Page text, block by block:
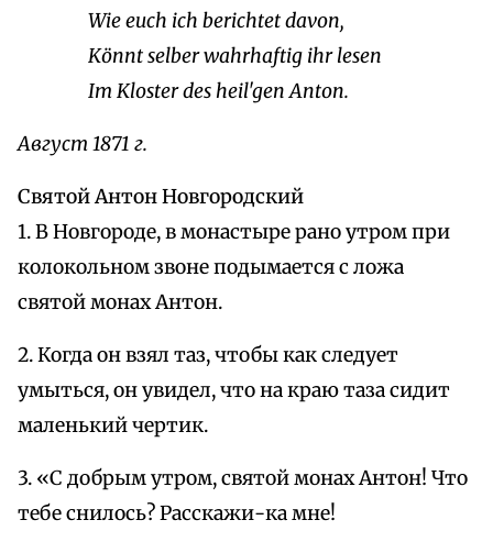
Wie euch ich berichtet davon,
Könnt selber wahrhaftig ihr lesen
Im Kloster des heil'gen Anton.
Август 1871 г.
Святой Антон Новгородский
1. В Новгороде, в монастыре рано утром при
колокольном звоне подымается с ложа
святой монах Антон.
2. Когда он взял таз, чтобы как следует
умыться, он увидел, что на краю таза сидит
маленький чертик.
3. «С добрым утром, святой монах Антон! Что
тебе снилось? Расскажи-ка мне!